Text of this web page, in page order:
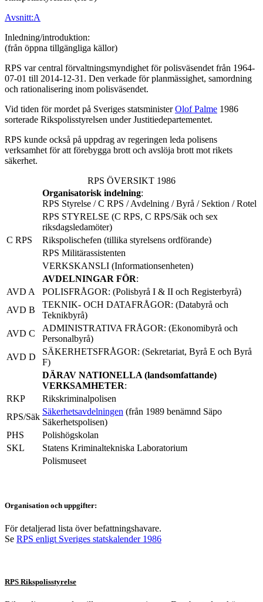
Avsnitt:A
Inledning/introduktion:
(från öppna tillgängliga källor)
RPS var central förvaltningsmyndighet för polisväsendet från 1964-
07-01 till 2014-12-31. Den verkade för planmässighet, samordning
och rationalisering inom polisväsendet.
Vid tiden för mordet på Sveriges statsministerOlof Palme 1986
sorterade Rikspolisstyrelsen under Justitiedepartementet.
RPS kunde också på uppdrag av regeringen leda polisens
verksamhet för att förebygga brott och avslöja brott mot rikets
säkerhet.
RPS ÖVERSIKT 1986
Organisatorisk indelning:
RPS Styrelse / C RPS / Avdelning / Byrå / Sektion / Rotel
RPS STYRELSE (C RPS, C RPS/Säk och sex
riksdagsledamöter)
C RPS
Rikspolischefen (tillika styrelsens ordförande)
RPS Militärassistenten
VERKSKANSLI (Informationsenheten)
AVDELNINGAR FÖR:
AVD A
POLISFRÅGOR: (Polisbyrå I & II och Registerbyrå)
AVD B
TEKNIK- OCH DATAFRÅGOR: (Databyrå och
Teknikbyrå)
AVD C
ADMINISTRATIVA FRÅGOR: (Ekonomibyrå och
Personalbyrå)
AVD D
SÄKERHETSFRÅGOR: (Sekretariat, Byrå E och Byrå
F)
DÄRAV NATIONELLA (landsomfattande)
VERKSAMHETER:
RKP
Rikskriminalpolisen
RPS/Säk
Säkerhetsavdelningen (från 1989 benämnd Säpo
Säkerhetspolisen)
PHS
Polishögskolan
SKL
Statens Kriminaltekniska Laboratorium
Polismuseet
Organisation och uppgifter:
För detaljerad lista över befattningshavare.
Se RPS enligt Sveriges statskalender 1986
RPS Rikspolisstyrelse